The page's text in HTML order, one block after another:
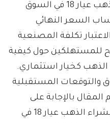
معلومات حديثة عن أسعار الذهب عيار 18 في السوق
السعر النهائي
تكلفة المصنعية
للمستهلكين حول كيفية
كخيار استثماري.
والتوقعات المستقبلية
بالإجابة على
خمسة أسئلة شائعة تتعلق بشراء الذهب عيار 18 في